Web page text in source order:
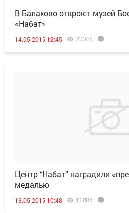
В Балаково откроют музей
«Набат»
14.05.2015 12:45 22345
Центр “Набат” наградили
медалью
13.05.2015 10:48 11005